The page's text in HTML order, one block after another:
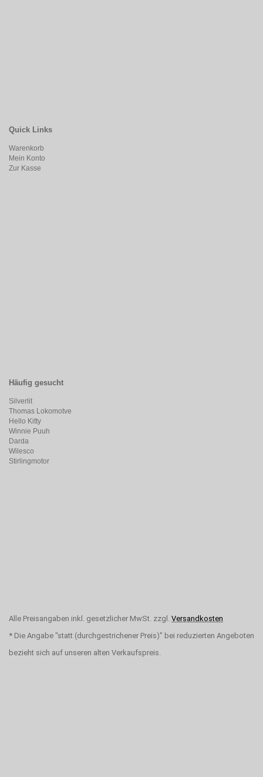
Quick Links
Warenkorb
Mein Konto
Zur Kasse
Häufig gesucht
Silverlit
Thomas Lokomotve
Hello Kitty
Winnie Puuh
Darda
Wilesco
Stirlingmotor
Alle Preisangaben inkl. gesetzlicher MwSt. zzgl. Versandkosten
* Die Angabe "statt (durchgestrichener Preis)" bei reduzierten Angeboten
bezieht sich auf unseren alten Verkaufspreis.